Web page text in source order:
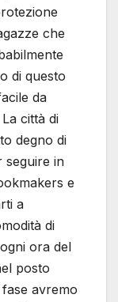
che
di questo
da
città di
degno di
seguire in
e
a
di
ora del
posto
avremo